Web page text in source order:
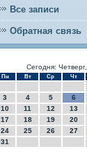
Все записи
Обратная связь
Сегодня:
Пн Вт Ср Чт
3
4 5 6
10
11 12 13
17
18 19 20
24
25 26 27
31